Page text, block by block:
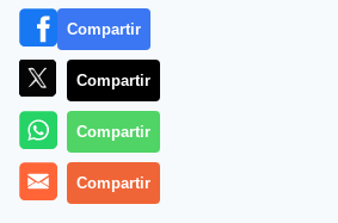
Compartir
Compartir
Compartir
Compartir